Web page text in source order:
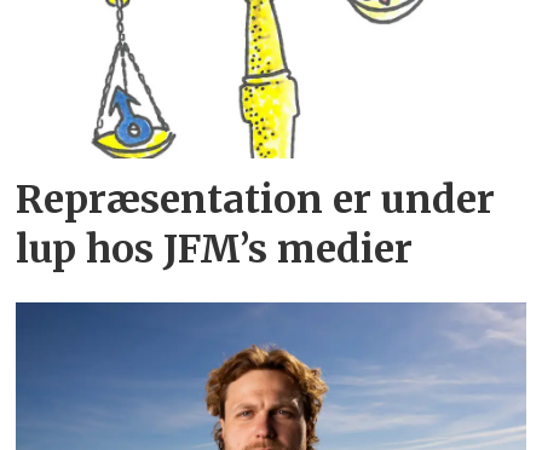
Repræsentation er under
lup hos JFM’s medier